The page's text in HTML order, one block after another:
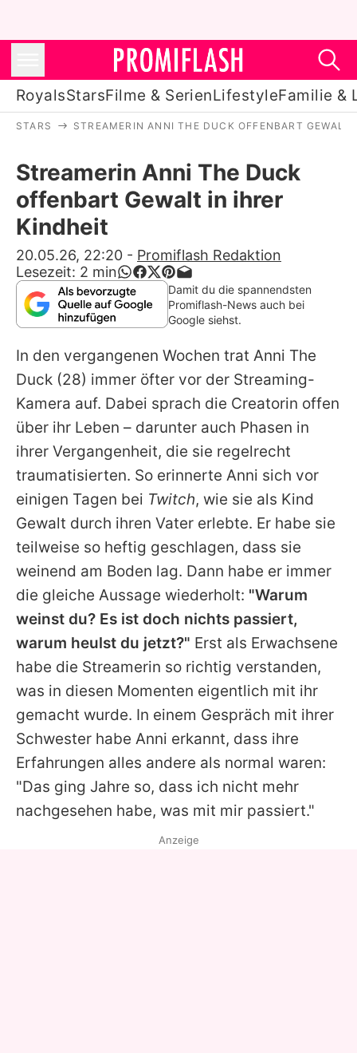
RoyalsStarsFilme & SerienLifestyleFamilie &
Stars
Filme & Serien
Lifestyle
Familie & Liebe
Promiflash Exklusiv
Alle Themen auf Promiflash
Jobs
App runterladen
Team
Redaktionelle Richtlinien
Impressum
Datenschutzerklärung
Nutzungsbedingungen
Utiq verwalten
STARS STREAMERIN ANNI THE DUCK OFFENBART GEWALT
Streamerin Anni The Duck
offenbart Gewalt in ihrer
Kindheit
20.05.26, 22:20 - Promiflash Redaktion
Lesezeit: 2 min
Damit du die spannendsten
Promiflash-News auch bei
Google siehst.
In den vergangenen Wochen trat Anni The
Duck (28) immer öfter vor der Streaming-
Kamera auf. Dabei sprach die Creatorin offen
über ihr Leben – darunter auch Phasen in
ihrer Vergangenheit, die sie regelrecht
traumatisierten. So erinnerte Anni sich vor
einigen Tagen bei Twitch, wie sie als Kind
Gewalt durch ihren Vater erlebte. Er habe sie
teilweise so heftig geschlagen, dass sie
weinend am Boden lag. Dann habe er immer
die gleiche Aussage wiederholt: "Warum
weinst du? Es ist doch nichts passiert,
warum heulst du jetzt?" Erst als Erwachsene
habe die Streamerin so richtig verstanden,
was in diesen Momenten eigentlich mit ihr
gemacht wurde. In einem Gespräch mit ihrer
Schwester habe Anni erkannt, dass ihre
Erfahrungen alles andere als normal waren:
"Das ging Jahre so, dass ich nicht mehr
nachgesehen habe, was mit mir passiert."
Anzeige